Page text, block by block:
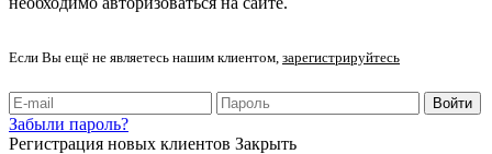
Если Вы ещё не являетесь нашим клиентом, зарегистрируйтесь
Войти
Забыли пароль?
Регистрация новых клиентов Закрыть